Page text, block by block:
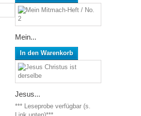
Mein...
In den Warenkorb
Jesus...
*** Leseprobe verfügbar (s.